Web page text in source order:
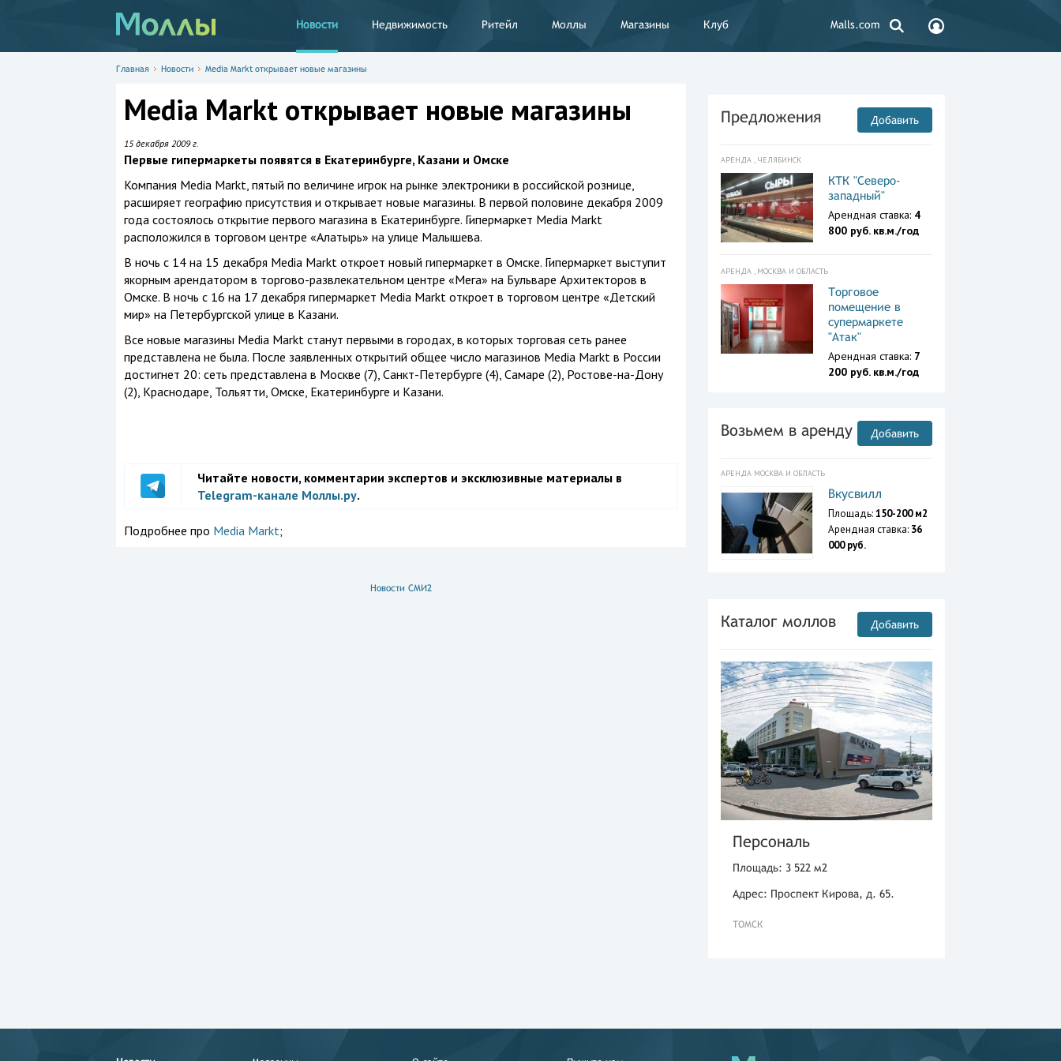
Новости Недвижимость Ритейл Моллы Магазины Клуб Malls.com
Главная Новости Media Markt открывает новые магазины
Media Markt открывает новые магазины
15 декабря 2009 г.
Первые гипермаркеты появятся в Екатеринбурге, Казани и Омске
Компания Media Markt, пятый по величине игрок на рынке электроники в российской рознице,
расширяет географию присутствия и открывает новые магазины. В первой половине декабря 2009
года состоялось открытие первого магазина в Екатеринбурге. Гипермаркет Media Markt
расположился в торговом центре «Алатырь» на улице Малышева.
В ночь с 14 на 15 декабря Media Markt откроет новый гипермаркет в Омске. Гипермаркет выступит
якорным арендатором в торгово-развлекательном центре «Мега» на Бульваре Архитекторов в
Омске. В ночь с 16 на 17 декабря гипермаркет Media Markt откроет в торговом центре «Детский
мир» на Петербургской улице в Казани.
Все новые магазины Media Markt станут первыми в городах, в которых торговая сеть ранее
представлена не была. После заявленных открытий общее число магазинов Media Markt в России
достигнет 20: сеть представлена в Москве (7), Санкт-Петербурге (4), Самаре (2), Ростове-на-Дону
(2), Краснодаре, Тольятти, Омске, Екатеринбурге и Казани.
Читайте новости, комментарии экспертов и эксклюзивные материалы в
Telegram-канале Моллы.ру.
Подробнее про Media Markt;
Новости СМИ2
Предложения Добавить
АРЕНДА , ЧЕЛЯБИНСК
КТК "Северо-
западный"
Арендная ставка: 4
800 руб. кв.м./год
АРЕНДА , МОСКВА И ОБЛАСТЬ
Торговое
помещение в
супермаркете
"Атак"
Арендная ставка: 7
200 руб. кв.м./год
Возьмем в аренду Добавить
АРЕНДА МОСКВА И ОБЛАСТЬ
Вкусвилл
Площадь:150-200 м2
Арендная ставка: 36
000 руб.
Каталог моллов Добавить
Персональ
Площадь: 3 522 м2
Адрес: Проспект Кирова, д. 65.
ТОМСК